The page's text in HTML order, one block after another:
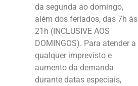
da segunda ao domingo,
além dos feriados, das 7h às
21h (INCLUSIVE AOS
DOMINGOS). Para atender a
qualquer imprevisto e
aumento da demanda
durante datas especiais,